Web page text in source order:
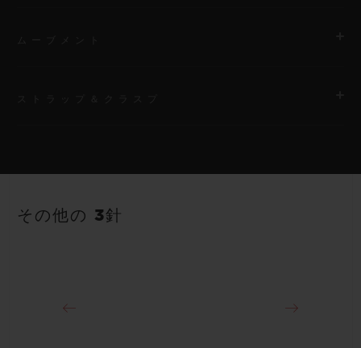
約48時間
ストラップ
その他の 3針